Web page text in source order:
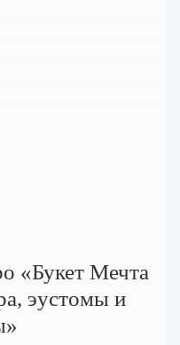
«Букет Мечта
эустомы и